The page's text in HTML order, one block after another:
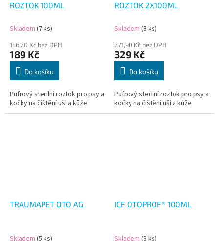
ROZTOK 100ML
Skladem (7 ks)
156,20 Kč bez DPH
189 Kč
Do košíku
Pufrový sterilní roztok pro psy a
kočky na čištění uší a kůže
ROZTOK 2X100ML
Skladem (8 ks)
271,90 Kč bez DPH
329 Kč
Do košíku
Pufrový sterilní roztok pro psy a
kočky na čištění uší a kůže
TRAUMAPET OTO AG
Skladem (5 ks)
ICF OTOPROF® 100ML
Skladem (3 ks)